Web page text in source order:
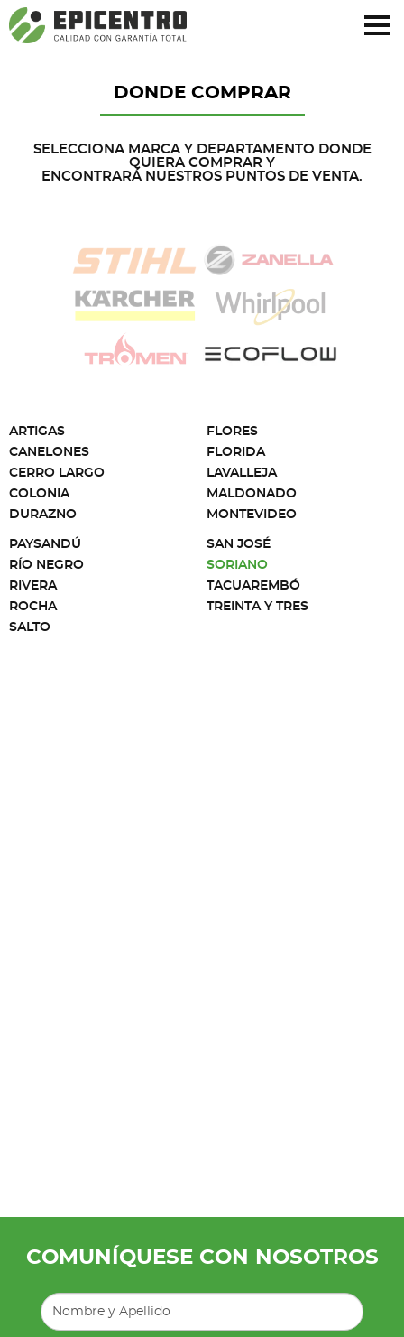
¿Olvidó su contraseña?Regístrese aquí
DONDE COMPRAR
SELECCIONA MARCA Y DEPARTAMENTO DONDE
QUIERA COMPRAR Y
ENCONTRARÁ NUESTROS PUNTOS DE VENTA.
ARTIGAS
CANELONES
CERRO LARGO
COLONIA
DURAZNO
FLORES
FLORIDA
LAVALLEJA
MALDONADO
MONTEVIDEO
PAYSANDÚ
RÍO NEGRO
RIVERA
ROCHA
SALTO
SAN JOSÉ
SORIANO
TACUAREMBÓ
TREINTA Y TRES
COMUNÍQUESE CON NOSOTROS